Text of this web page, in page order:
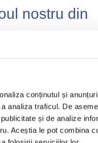
conținutul și
analiza traficul. De
și de analize
Aceștia le pot combina
nostru din
pachetele de servicii,
stem — fără grabă
Cluj-Napoca.